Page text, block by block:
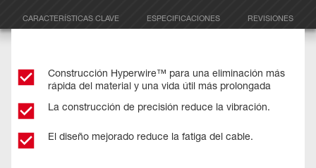
CARACTERÍSTICAS CLAVE ESPECIFICACIONES REVISIONES
Construcción Hyperwire™ para una eliminación más
rápida del material y una vida útil más prolongada
La construcción de precisión reduce la vibración.
El diseño mejorado reduce la fatiga del cable.